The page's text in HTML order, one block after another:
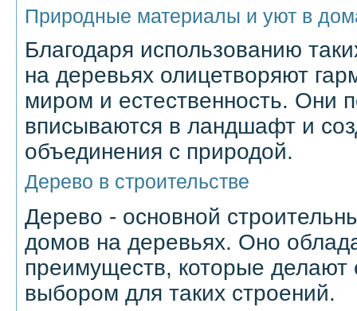
Природные материалы и уют в
Благодаря использованию
на деревьях олицетворяют
миром и естественность. Они
вписываются в ландшафт и
объединения с природой.
Дерево в строительстве
Дерево - основной
домов на деревьях. Оно
преимуществ, которые делают
выбором для таких строений.